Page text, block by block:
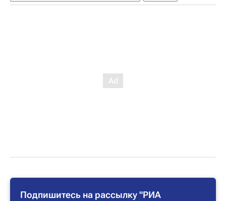
Подпишитесь на рассылку "РИА